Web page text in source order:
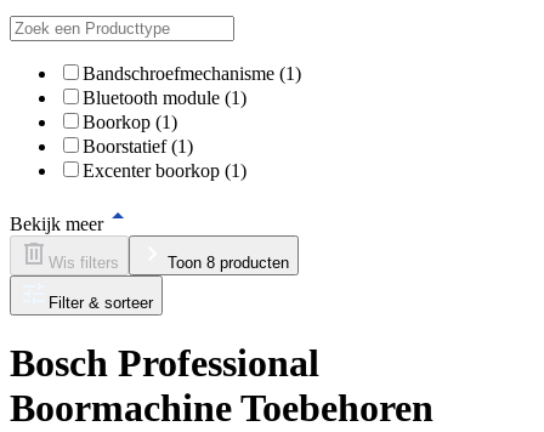
Bandschroefmechanisme (1)
Bluetooth module (1)
Boorkop (1)
Boorstatief (1)
Excenter boorkop (1)
Bekijk meer
Wis filters Toon 8 producten
Filter & sorteer
Bosch Professional
Boormachine Toebehoren